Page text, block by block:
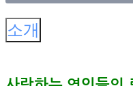
소개